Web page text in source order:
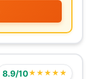
8.9/10★★★★★